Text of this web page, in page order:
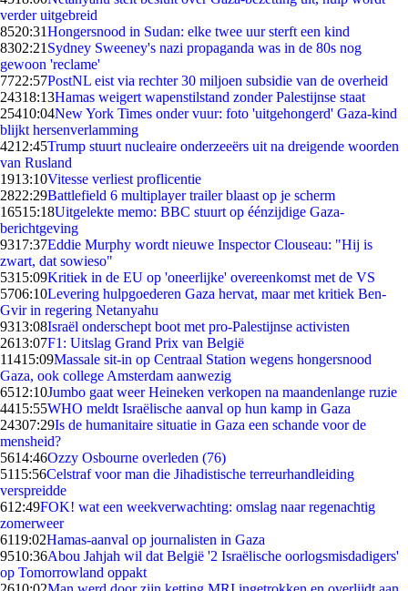
verder uitgebreid
8520:31Hongersnood in Sudan: elke twee uur sterft een kind
8302:21 Sydney Sweeney's nazi propaganda was in de 80s nog
gewoon 'reclame'
7722:57PostNL eist via rechter 30 miljoen subsidie van de overheid
24318:13Hamas weigert wapenstilstand zonder Palestijnse staat
25410:04New York Times onder vuur: foto 'uitgehongerd' Gaza-kind
blijkt hersenverlamming
4212:45Trump stuurt nucleaire onderzeeërs uit na dreigende woorden
van Rusland
1913:10Vitesse verliest proflicentie
2822:29Battlefield 6 multiplayer trailer blaast op je scherm
16515:18Uitgelekte memo: BBC stuurt op éénzijdige Gaza-
berichtgeving
9317:37Eddie Murphy wordt nieuwe Inspector Clouseau: "Hij is
zwart, dat sowieso"
5315:09Kritiek in de EU op 'oneerlijke' overeenkomst met de VS
5706:10Levering hulpgoederen Gaza hervat, maar met kritiek Ben-
Gvir in regering Netanyahu
9313:08Israël onderschept boot met pro-Palestijnse activisten
2613:07F1: Uitslag Grand Prix van België
11415:09Massale sit-in op Centraal Station wegens hongersnood
Gaza, ook college Amsterdam aanwezig
6512:10Jumbo gaat weer Heineken verkopen na maandenlange ruzie
4415:55WHO meldt Israëlische aanval op hun kamp in Gaza
24307:29Is de humanitaire situatie in Gaza een schande voor de
mensheid?
5614:46Ozzy Osbourne overleden (76)
5115:56Celstraf voor man die Jihadistische terreurhandleiding
verspreidde
612:49FOK! wat een weekverwachting: omslag naar regenachtig
zomerweer
6119:02Hamas-aanval op journalisten in Gaza
9510:36Abou Jahjah wil dat België '2 Israëlische oorlogsmisdadigers'
op Tomorrowland oppakt